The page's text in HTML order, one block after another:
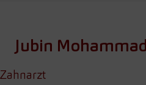
Jubin
Zahnarzt